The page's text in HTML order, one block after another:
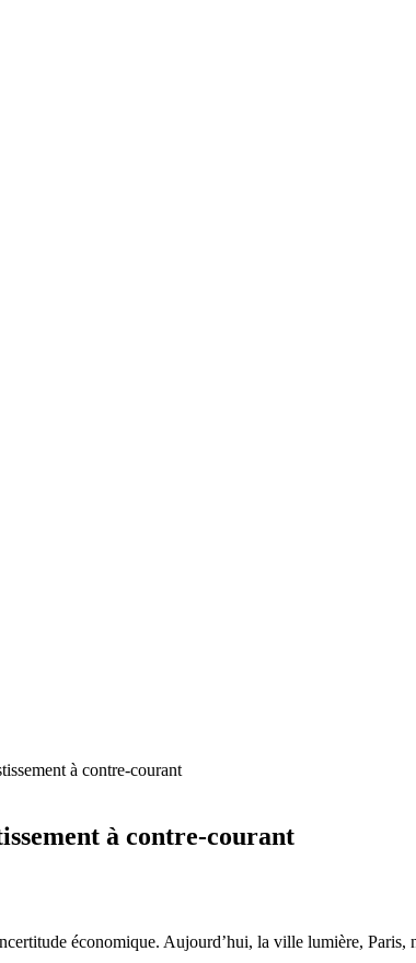
à contre-courant
à contre-courant
économique. Aujourd’hui, la ville lumière, Paris,